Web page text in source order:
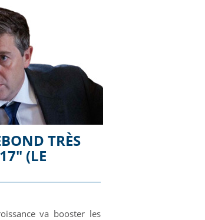
TRÈS
(LE
va booster les